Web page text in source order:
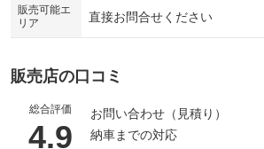
販売可能エ
リア
直接お問合せください
販売店の口コミ
総合評価
4.9 （5点満点中）
お問い合わせ（見積り）
納車までの対応